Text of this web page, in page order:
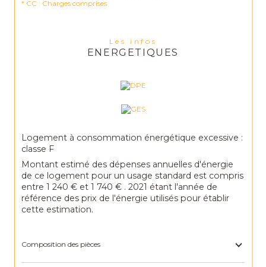
* CC : Charges comprises
Les infos
ENERGETIQUES
Logement à consommation énergétique excessive :
classe F
Montant estimé des dépenses annuelles d'énergie
de ce logement pour un usage standard est compris
entre 1 240 € et 1 740 € . 2021 étant l'année de
référence des prix de l'énergie utilisés pour établir
cette estimation.
Composition des pièces